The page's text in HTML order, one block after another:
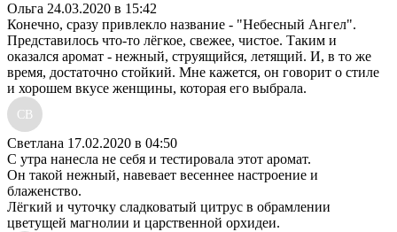
Ольга 24.03.2020 в 15:42
Конечно, сразу привлекло название - "Небесный Ангел".
Представилось что-то лёгкое, свежее, чистое. Таким и
оказался аромат - нежный, струящийся, летящий. И, в то же
время, достаточно стойкий. Мне кажется, он говорит о стиле
и хорошем вкусе женщины, которая его выбрала.
СВ
Светлана 17.02.2020 в 04:50
С утра нанесла не себя и тестировала этот аромат.
Он такой нежный, навевает весеннее настроение и
блаженство.
Лёгкий и чуточку сладковатый цитрус в обрамлении
цветущей магнолии и царственной орхидеи.